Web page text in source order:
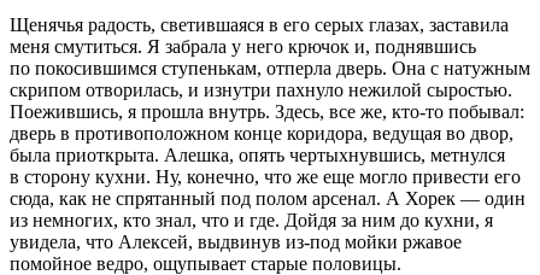
Щенячья радость, светившаяся в его серых глазах, заставила
меня смутиться. Я забрала у него крючок и, поднявшись
по покосившимся ступенькам, отперла дверь. Она с натужным
скрипом отворилась, и изнутри пахнуло нежилой сыростью.
Поежившись, я прошла внутрь. Здесь, все же, кто-то побывал:
дверь в противоположном конце коридора, ведущая во двор,
была приоткрыта. Алешка, опять чертыхнувшись, метнулся
в сторону кухни. Ну, конечно, что же еще могло привести его
сюда, как не спрятанный под полом арсенал. А Хорек — один
из немногих, кто знал, что и где. Дойдя за ним до кухни, я
увидела, что Алексей, выдвинув из-под мойки ржавое
помойное ведро, ощупывает старые половицы.